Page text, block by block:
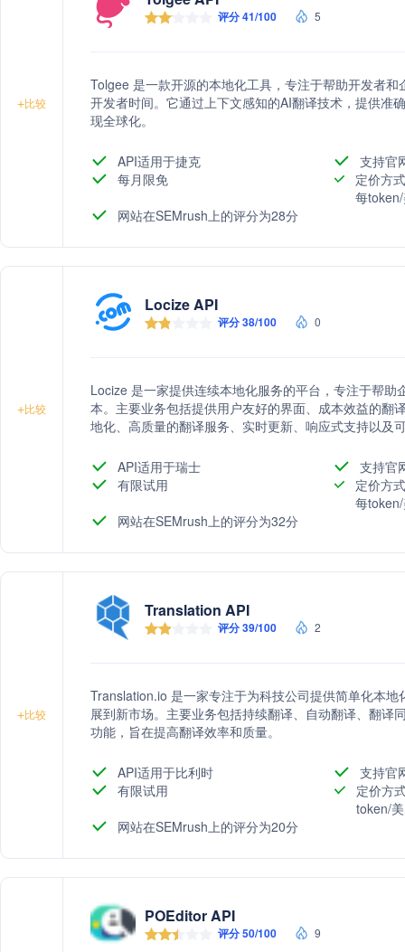
+比较
评分 41/100 5
Tolgee 是一款开源的本地化工具，专注于帮助开发者
开发者时间。它通过上下文感知的AI翻译技术，提供准
现全球化。
API适用于捷克
支持官
每月限免
定价方
每
网站在SEMrush上的评分为28分
+比较
Locize API
评分 38/100 0
Locize 是一家提供连续本地化服务的平台，专注于帮
本。主要业务包括提供用户友好的界面、成本效益的翻
地化、高质量的翻译服务、实时更新、响应式支持以及
API适用于瑞士
支持官
有限试用
定价方
每
网站在SEMrush上的评分为32分
+比较
Translation API
评分 39/100 2
Translation.io 是一家专注于为科技公司提供简单化本
展到新市场。主要业务包括持续翻译、自动翻译、翻译
功能，旨在提高翻译效率和质量。
API适用于比利时
支持官
有限试用
定价方
token/
网站在SEMrush上的评分为20分
POEditor API
评分 50/100 9